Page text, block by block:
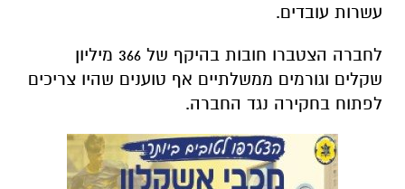
עשרות עובדים.
לחברה הצטברו חובות בהיקף של 366 מיליון
שקלים וגורמים ממשלתיים אף טוענים שהיו צריכים
לפתוח בחקירה נגד החברה.